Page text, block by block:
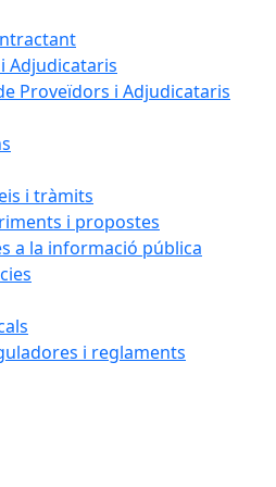
Adjudicataris
Proveïdors i Adjudicataris
i tràmits
i propostes
a la informació pública
i reglaments